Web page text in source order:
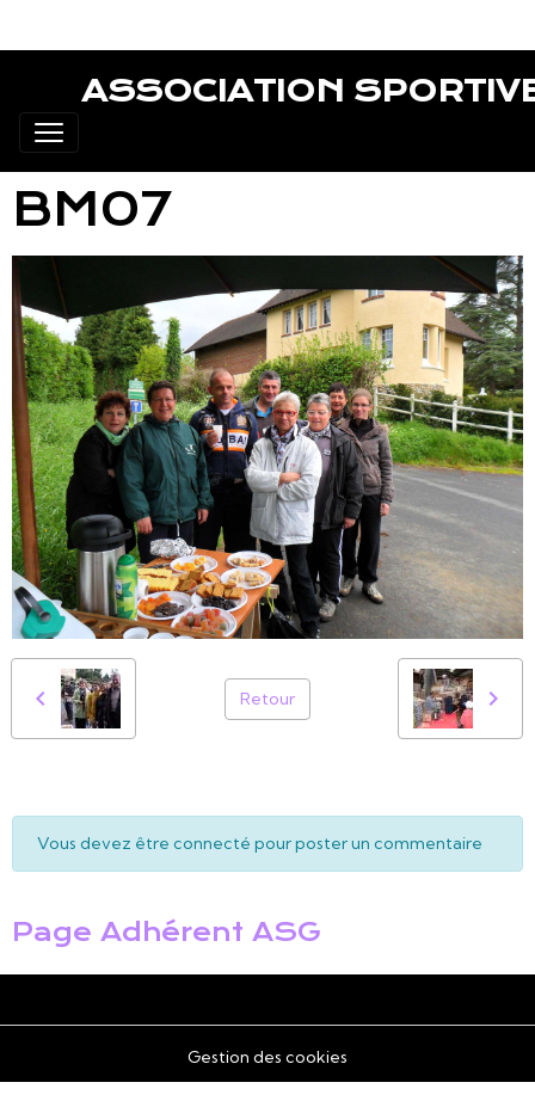
ASSOCIATION
BM07
Retour
Vous devez être connecté pour poster un commentaire
Page Adhérent ASG
Gestion des cookies